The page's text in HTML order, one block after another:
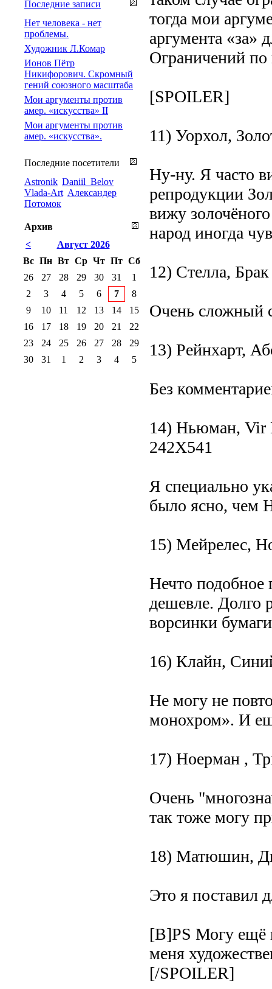
тогда мои
аргумента «за»
Ограничений по
[SPOILER]
11) Уорхол,
Ну-ну. Я часто
репродукции
вижу
народ иногда
12) Стелла,
Очень сложный
13) Рейнхарт,
Без
14) Ньюман, Vir
242Х541
Я специально
было ясно, чем
15) Мейрелес,
Нечто подобное
дешевле. Долго
ворсинки
16) Клайн,
Не могу не
монохром». И
17) Ноерман ,
Очень
так тоже могу
18) Матюшин,
Это я поставил
[B]PS Могу ещё
меня
[/SPOILER]
Последние записи
Нет человека - нет
проблемы.
Художник Л.Комар
Ионов Пётр
Никифорович. Скромный
гений союзного масштаба
Мои аргументы против
амер. «искусства» II
Мои аргументы против
амер. «искусства».
Последние посетители
Astronik Daniil_Belov
Vlada-Art Александер
Потомок
Архив
<
Август 2026
Вс Пн Вт Ср Чт Пт Сб
26
27 28 29 30 31
1
2
3 4 5 6 7
8
9
10 11 12 13 14
15
16
17 18 19 20 21
22
23
24 25 26 27 28
29
30
31 1 2 3 4 5